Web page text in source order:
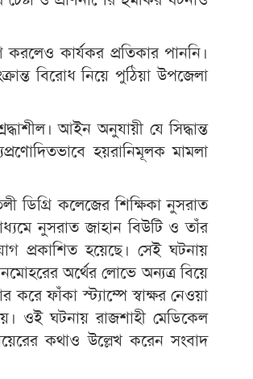
কার্যকর প্রতিকার পাননি।
বিরোধ নিয়ে পুঠিয়া উপজেলা
আইন অনুযায়ী যে সিদ্ধান্ত
হয়রানিমূলক মামলা
ডিগ্রি কলেজের শিক্ষিকা নুসরাত
নুসরাত জাহান বিউটি ও তাঁর
প্রকাশিত হয়েছে। সেই ঘটনায়
অর্থের লোভে অন্যত্র বিয়ে
ফাঁকা স্ট্যাম্পে স্বাক্ষর নেওয়া
ওই ঘটনায় রাজশাহী মেডিকেল
কথাও উল্লেখ করেন সংবাদ